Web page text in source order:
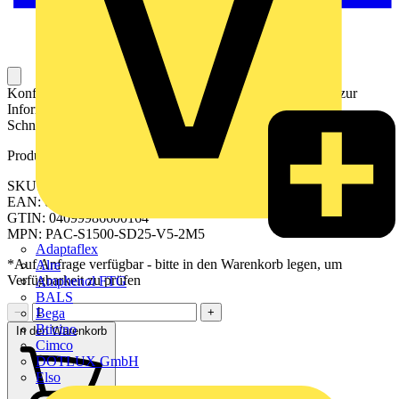
Adaptaflex
Alre
Amphenol FTG
BALS
Bega
Bticino
Cimco
DOTLUX GmbH
Elso
Konfektioniertes Kabel für die elektrische Verbindung und zur
Informationsübertragung zwischen der SPS und einer SPS-
Schnittstelle.
Produktkennzeichen
SKU: 2655850025
EAN: 04099986600164
GTIN: 04099986600164
MPN: PAC-S1500-SD25-V5-2M5
*Auf Anfrage verfügbar - bitte in den Warenkorb legen, um
Verfügbarkeit zu prüfen
−
+
In den Warenkorb